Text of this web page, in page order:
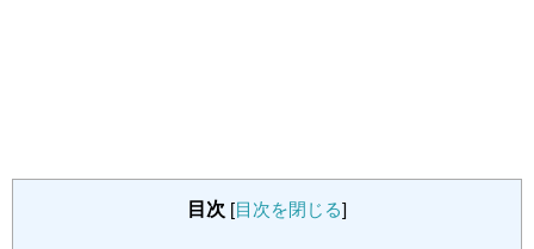
目次 [目次を閉じる]